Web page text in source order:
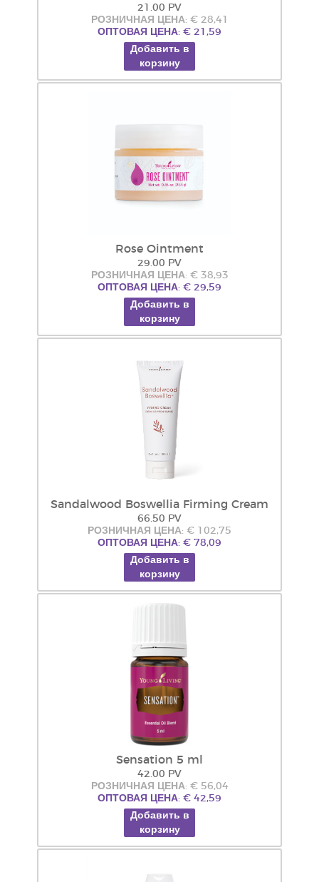
21.00 PV
РОЗНИЧНАЯ ЦЕНА: € 28,41
ОПТОВАЯ ЦЕНА: € 21,59
Добавить в
корзину
Rose Ointment
29.00 PV
РОЗНИЧНАЯ ЦЕНА: € 38,93
ОПТОВАЯ ЦЕНА: € 29,59
Добавить в
корзину
Sandalwood Boswellia Firming Cream
66.50 PV
РОЗНИЧНАЯ ЦЕНА: € 102,75
ОПТОВАЯ ЦЕНА: € 78,09
Добавить в
корзину
Sensation 5 ml
42.00 PV
РОЗНИЧНАЯ ЦЕНА: € 56,04
ОПТОВАЯ ЦЕНА: € 42,59
Добавить в
корзину